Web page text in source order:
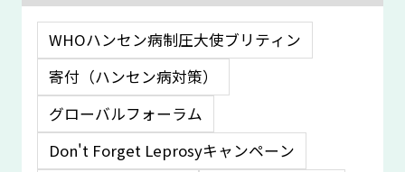
WHOハンセン病制圧大使ブリティン
寄付（ハンセン病対策）
グローバルフォーラム
Don't Forget Leprosyキャンペーン